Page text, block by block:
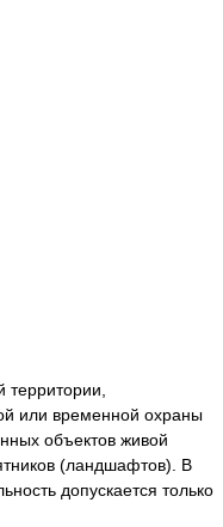
или временной охраны
объектов живой
(ландшафтов). В
допускается только